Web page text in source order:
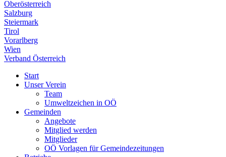
Oberösterreich
Salzburg
Steiermark
Tirol
Vorarlberg
Wien
Verband Österreich
Start
Unser Verein
Team
Umweltzeichen in OÖ
Gemeinden
Angebote
Mitglied werden
Mitglieder
OÖ Vorlagen für Gemeindezeitungen